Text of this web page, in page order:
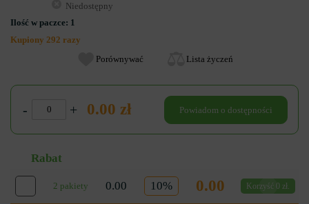
Niedostępny
Ilość w paczce: 1
Kupiony 292 razy
Porównywać
Lista życzeń
- + 0.00 zł Powiadom o dostępności
Rabat
2 pakiety 0.00 10% 0.00 Korzyść 0 zł.